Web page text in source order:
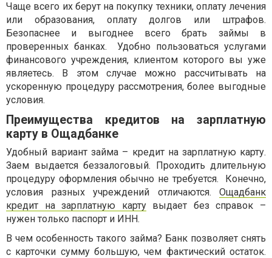
Чаще всего их берут на покупку техники, оплату лечения
или образования, оплату долгов или штрафов.
Безопаснее и выгоднее всего брать займы в
проверенных банках.
Удобно пользоваться услугами
финансового учреждения, клиентом которого вы уже
являетесь. В этом случае можно рассчитывать на
ускоренную процедуру рассмотрения, более выгодные
условия.
Преимущества кредитов на зарплатную
карту в Ощадбанке
Удобный вариант займа – кредит на зарплатную карту.
Заем выдается беззалоговый. Проходить длительную
процедуру оформления обычно не требуется.
Конечно,
условия разных учреждений отличаются. Ощадбанк
кредит на зарплатную картувыдает без справок –
нужен только паспорт и ИНН.
В чем особенность такого займа? Банк позволяет снять
с карточки сумму большую, чем фактический остаток.